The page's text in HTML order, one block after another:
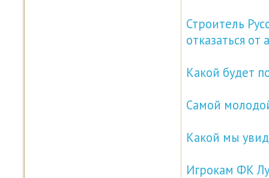
Строитель
отказаться от
Какой будет
Самой
Какой мы
Игрокам ФК